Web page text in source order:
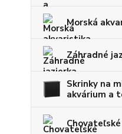
Morská
Záhradné
Skrinky na
akvárium a